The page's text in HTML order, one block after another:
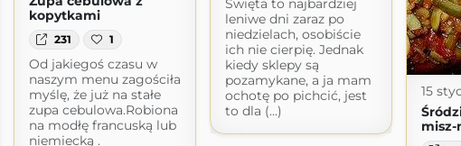
Święta to najbardziej
leniwe dni zaraz po
niedzielach, osobiście
ich nie cierpię. Jednak
kiedy sklepy są
pozamykane, a ja mam
ochotę po pichcić, jest
to dla (...)
kopytkami
231 1
Od jakiegoś czasu w
naszym menu zagościła
myślę, że już na stałe
zupa cebulowa.Robiona
na modłę francuską lub
niemiecką .
15
misz-